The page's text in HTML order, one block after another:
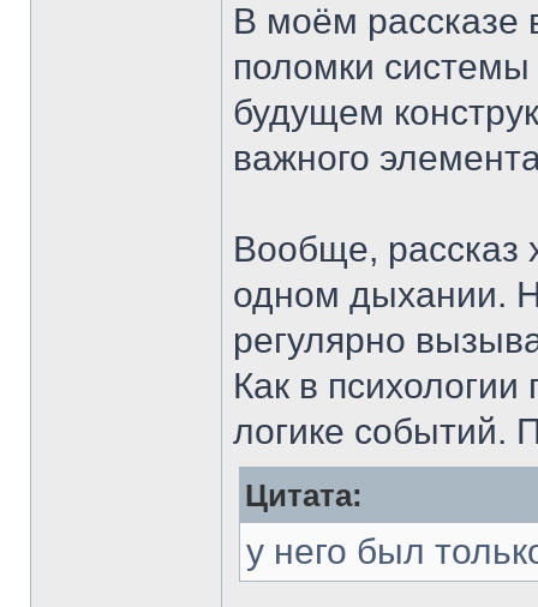
В моём рассказе
поломки системы
будущем
важного
Вообще, рассказ
одном дыхании.
регулярно
Как в
логике событий.
Цитата:
у него был